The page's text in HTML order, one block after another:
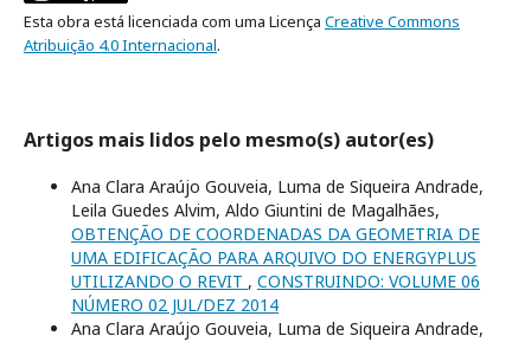
Esta obra está licenciada com uma Licença Creative Commons
Atribuição 4.0 Internacional.
Artigos mais lidos pelo mesmo(s) autor(es)
Ana Clara Araújo Gouveia, Luma de Siqueira Andrade,
Leila Guedes Alvim, Aldo Giuntini de Magalhães,
OBTENÇÃO DE COORDENADAS DA GEOMETRIA DE
UMA EDIFICAÇÃO PARA ARQUIVO DO ENERGYPLUS
UTILIZANDO O REVIT , CONSTRUINDO: VOLUME 06
NÚMERO 02 JUL/DEZ 2014
Ana Clara Araújo Gouveia, Luma de Siqueira Andrade,